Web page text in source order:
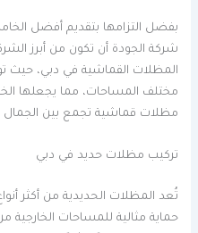
بفضل التزامها بتقديم أفضل
شركة الجودة أن تكون من أبرز
المظلات القماشية في دبي، حيث
مختلف المساحات، مما يجعلها
مظلات قماشية تجمع بين الجمال
تركيب مظلات حديد في دبي
تُعد المظلات الحديدية من أكثر
حماية مثالية للمساحات